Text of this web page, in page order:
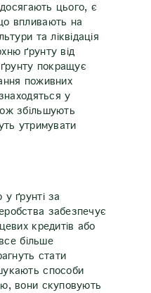
цього, є
впливають на
та ліквідація
ґрунту від
ґрунту покращує
поживних
у
збільшують
утримувати
ґрунті за
забезпечує
кредитів або
більше
стати
способи
вони скуповують